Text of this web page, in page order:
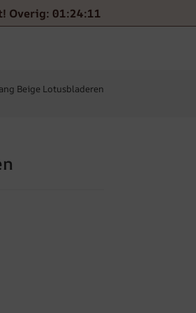
Overig: 01:24:10
Beige Lotusbladeren